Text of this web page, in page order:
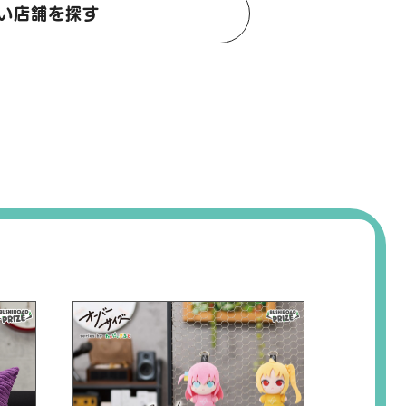
店舗を探す